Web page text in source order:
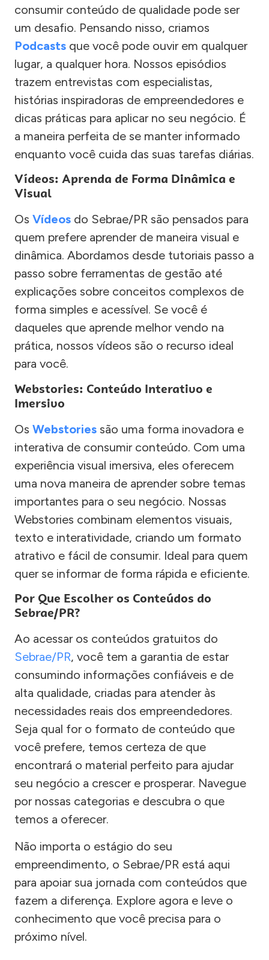
consumir conteúdo de qualidade pode ser
um desafio. Pensando nisso, criamos
Podcasts que você pode ouvir em qualquer
lugar, a qualquer hora. Nossos episódios
trazem entrevistas com especialistas,
histórias inspiradoras de empreendedores e
dicas práticas para aplicar no seu negócio. É
a maneira perfeita de se manter informado
enquanto você cuida das suas tarefas diárias.
Vídeos: Aprenda de Forma Dinâmica e
Visual
Os Vídeos do Sebrae/PR são pensados para
quem prefere aprender de maneira visual e
dinâmica. Abordamos desde tutoriais passo a
passo sobre ferramentas de gestão até
explicações sobre conceitos complexos de
forma simples e acessível. Se você é
daqueles que aprende melhor vendo na
prática, nossos vídeos são o recurso ideal
para você.
Webstories: Conteúdo Interativo e
Imersivo
Os Webstories são uma forma inovadora e
interativa de consumir conteúdo. Com uma
experiência visual imersiva, eles oferecem
uma nova maneira de aprender sobre temas
importantes para o seu negócio. Nossas
Webstories combinam elementos visuais,
texto e interatividade, criando um formato
atrativo e fácil de consumir. Ideal para quem
quer se informar de forma rápida e eficiente.
Por Que Escolher os Conteúdos do
Sebrae/PR?
Ao acessar os conteúdos gratuitos do
Sebrae/PR, você tem a garantia de estar
consumindo informações confiáveis e de
alta qualidade, criadas para atender às
necessidades reais dos empreendedores.
Seja qual for o formato de conteúdo que
você prefere, temos certeza de que
encontrará o material perfeito para ajudar
seu negócio a crescer e prosperar. Navegue
por nossas categorias e descubra o que
temos a oferecer.
Não importa o estágio do seu
empreendimento, o Sebrae/PR está aqui
para apoiar sua jornada com conteúdos que
fazem a diferença. Explore agora e leve o
conhecimento que você precisa para o
próximo nível.